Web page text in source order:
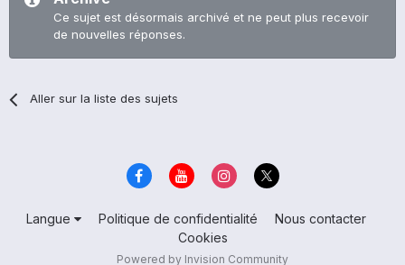
Ce sujet est désormais archivé et ne peut plus recevoir
de nouvelles réponses.
Aller sur la liste des sujets
Langue Politique de confidentialité
Nous contacter
Cookies
Powered by Invision Community